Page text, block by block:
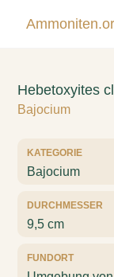
Hebetoxyites
Bajocium
KATEGORIE
Bajocium
DURCHMESSER
9,5 cm
FUNDORT